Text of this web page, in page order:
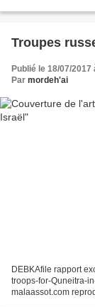
Troupes
Publié le 18/07/2017
Par mordeh'ai
DEBKAfile rapport
troops-for-Quneitra-
malaassot.com